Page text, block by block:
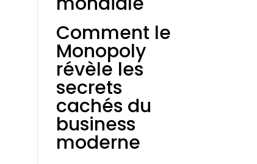
Comment le
Monopoly
révèle les
secrets
cachés du
business
moderne